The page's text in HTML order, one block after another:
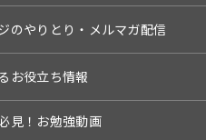
のやりとり・メルマガ配信
お役立ち情報
見！お勉強動画